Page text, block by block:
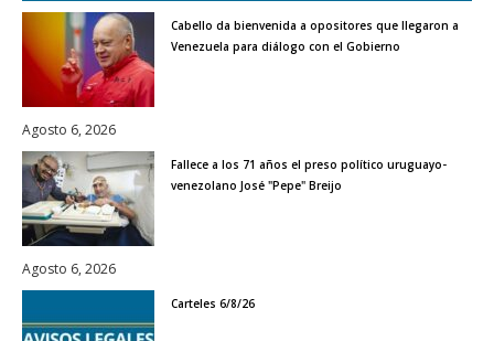
Cabello da bienvenida a opositores que llegaron a
Venezuela para diálogo con el Gobierno
Agosto 6, 2026
Fallece a los 71 años el preso político uruguayo-
venezolano José "Pepe" Breijo
Agosto 6, 2026
Carteles 6/8/26